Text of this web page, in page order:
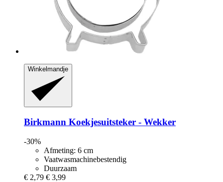
Winkelmandje
Birkmann Koekjesuitsteker -​ Wekker
-30%
Afmeting: 6 cm
Vaatwasmachinebestendig
Duurzaam
€ 2,79 € 3,99